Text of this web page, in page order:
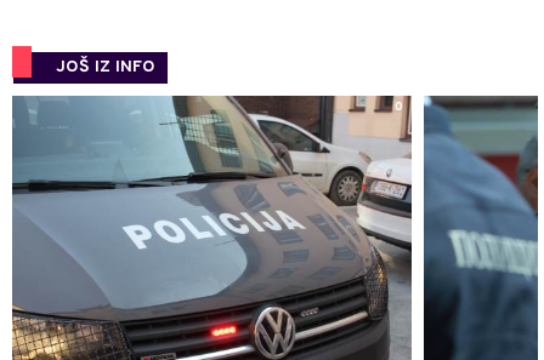
JOŠ IZ INFO
0